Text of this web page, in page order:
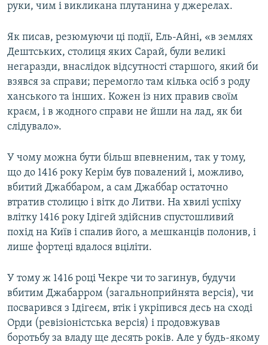
руки, чим і викликана плутанина у джерелах.
Як писав, резюмуючи ці події, Ель-Айні, «в землях
Дештських, столиця яких Сарай, були великі
негаразди, внаслідок відсутності старшого, який би
взявся за справи; перемогло там кілька осіб з роду
ханського та інших. Кожен із них правив своїм
краєм, і в жодного справи не йшли на лад, як би
слідувало».
У чому можна бути більш впевненим, так у тому,
що до 1416 року Керім був повалений і, можливо,
вбитий Джаббаром, а сам Джаббар остаточно
втратив столицю і вітк до Литви. На хвилі успіху
влітку 1416 року Ідігей здійснив спустошливий
похід на Київ і спалив його, а мешканців полонив, і
лише фортеці вдалося вціліти.
У тому ж 1416 році Чекре чи то загинув, будучи
вбитим Джабарром (загальноприйнята версія), чи
посварився з Ідігеєм, втік і укріпився десь на сході
Орди (ревізіоністська версія) і продовжував
боротьбу за владу ще десять років. Але у будь-якому